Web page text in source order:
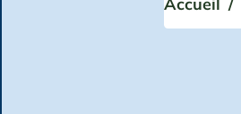
Accueil